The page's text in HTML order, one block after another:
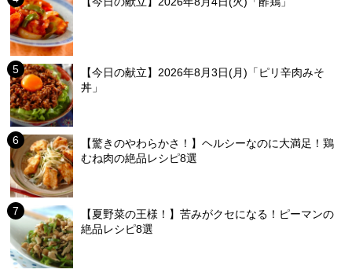
【今日の献立】2026年8月3日(月)「ピリ辛肉みそ
丼」
【驚きのやわらかさ！】ヘルシーなのに大満足！鶏
むね肉の絶品レシピ8選
【夏野菜の王様！】苦みがクセになる！ピーマンの
絶品レシピ8選